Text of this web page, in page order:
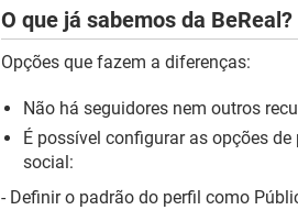
O que já sabemos da BeReal?
Opções que fazem a diferenças:
Não há seguidores nem outros
É possível configurar as opções
social:
- Definir o padrão do perfil como